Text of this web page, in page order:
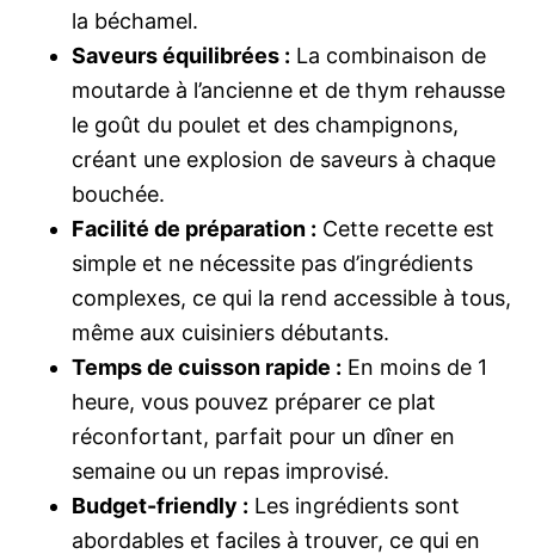
la béchamel.
Saveurs équilibrées : La combinaison de
moutarde à l’ancienne et de thym rehausse
le goût du poulet et des champignons,
créant une explosion de saveurs à chaque
bouchée.
Facilité de préparation : Cette recette est
simple et ne nécessite pas d’ingrédients
complexes, ce qui la rend accessible à tous,
même aux cuisiniers débutants.
Temps de cuisson rapide : En moins de 1
heure, vous pouvez préparer ce plat
réconfortant, parfait pour un dîner en
semaine ou un repas improvisé.
Budget-friendly : Les ingrédients sont
abordables et faciles à trouver, ce qui en